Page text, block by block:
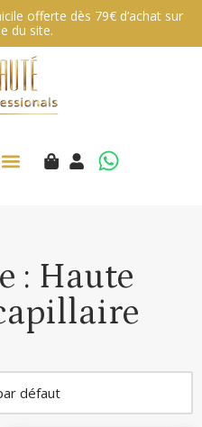
offerte dès 79€ d’achat sur
du site.
: Haute